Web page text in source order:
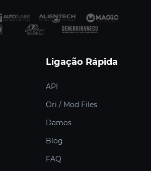
Ligação Rápida
API
Ori / Mod Files
Damos
Blog
FAQ